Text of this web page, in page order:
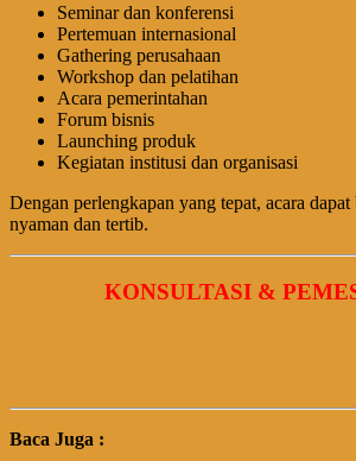
Seminar dan konferensi
Pertemuan internasional
Gathering perusahaan
Workshop dan pelatihan
Acara pemerintahan
Forum bisnis
Launching produk
Kegiatan institusi dan organisasi
Dengan perlengkapan yang tepat, acara
nyaman dan tertib.
KONSULTASI &
Baca Juga :